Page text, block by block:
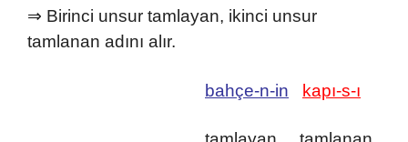
⇒ Birinci unsur tamlayan, ikinci unsur
tamlanan adını alır.
bahçe-n-in kapı-s-ı